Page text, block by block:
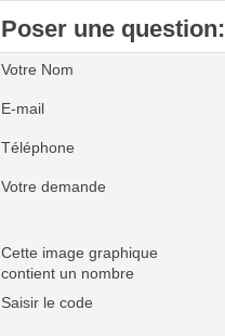
Poser une question:
Votre Nom
E-mail
Téléphone
Votre demande
Cette image graphique
contient un nombre
Saisir le code